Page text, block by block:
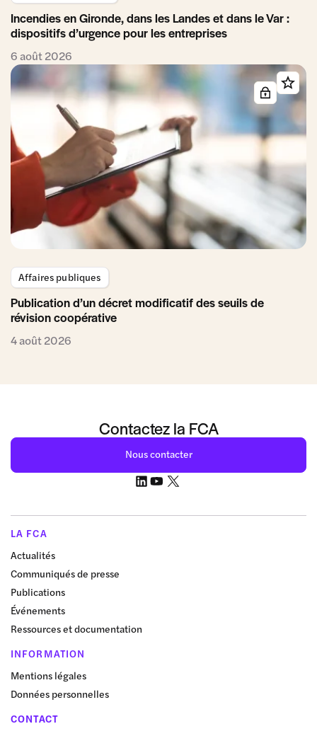
Incendies en Gironde, dans les Landes et dans le Var :
dispositifs d’urgence pour les entreprises
6 août 2026
Affaires publiques
Publication d’un décret modificatif des seuils de
révision coopérative
4 août 2026
Contactez la FCA
Nous contacter
LA FCA
Actualités
Communiqués de presse
Publications
Événements
Ressources et documentation
INFORMATION
Mentions légales
Données personnelles
CONTACT